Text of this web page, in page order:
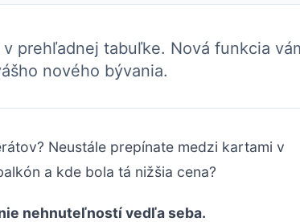
prehľadnej tabuľke. Nová funkcia
nového bývania.
Neustále prepínate medzi kartami v
a kde bola tá nižšia cena?
nehnuteľností vedľa seba.